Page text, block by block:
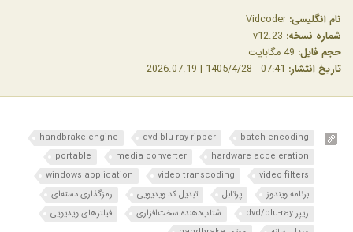
نام انگلیسی:
شماره نسخه:
حجم فایل:
تاریخ انتشار:
batch encoding
dvd blu-ray ripper
handbrake engine
hardware acceleration
media converter
portable
video filters
video transcoding
windows application
برنامه ویندوز
پرتابل تبدیل کد ویدیویی
رمزگذاری دسته‌ای
ریپر dvd/blu-ray
شتاب‌دهنده سخت‌افزاری
فیلترهای ویدیویی